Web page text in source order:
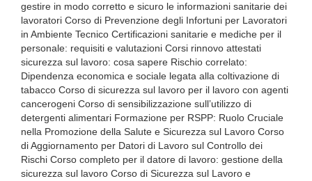
gestire in modo corretto e sicuro le informazioni sanitarie dei
lavoratori Corso di Prevenzione degli Infortuni per Lavoratori
in Ambiente Tecnico Certificazioni sanitarie e mediche per il
personale: requisiti e valutazioni Corsi rinnovo attestati
sicurezza sul lavoro: cosa sapere Rischio correlato:
Dipendenza economica e sociale legata alla coltivazione di
tabacco Corso di sicurezza sul lavoro per il lavoro con agenti
cancerogeni Corso di sensibilizzazione sull’utilizzo di
detergenti alimentari Formazione per RSPP: Ruolo Cruciale
nella Promozione della Salute e Sicurezza sul Lavoro Corso
di Aggiornamento per Datori di Lavoro sul Controllo dei
Rischi Corso completo per il datore di lavoro: gestione della
sicurezza sul lavoro Corso di Sicurezza sul Lavoro e